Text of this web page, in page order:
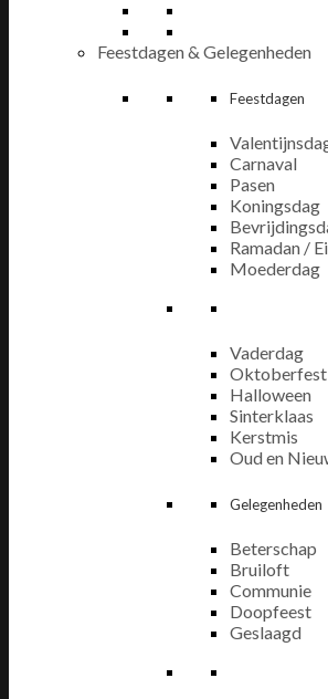
Feestdagen & Gelegenheden
Feestdagen
Carnaval
Pasen
Koningsdag
Ramadan /
Moederdag
Vaderdag
Oktoberfest
Halloween
Sinterklaas
Kerstmis
Oud en
Gelegenheden
Beterschap
Bruiloft
Communie
Doopfeest
Geslaagd